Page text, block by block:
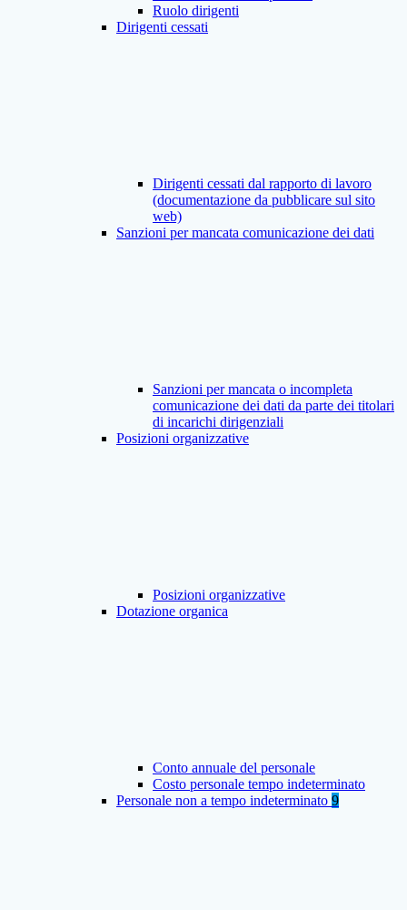
Ruolo dirigenti
Dirigenti cessati
Dirigenti cessati dal rapporto di lavoro
(documentazione da pubblicare sul sito
web)
Sanzioni per mancata comunicazione dei dati
Sanzioni per mancata o incompleta
comunicazione dei dati da parte dei titolari
di incarichi dirigenziali
Posizioni organizzative
Posizioni organizzative
Dotazione organica
Conto annuale del personale
Costo personale tempo indeterminato
Personale non a tempo indeterminato 9